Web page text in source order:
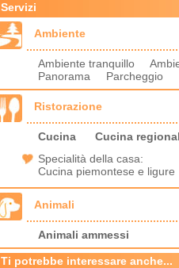
Servizi
Ambiente
Ambiente tranquillo
Panorama Parcheggio
Ristorazione
Cucina
Cucina
Specialità della casa:
Cucina piemontese e ligure
Animali
Animali ammessi
Ti potrebbe interessare anche...